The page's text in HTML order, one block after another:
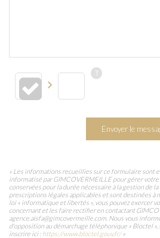
Envoyer le
« Les informations recueillies sur ce formulaire sont
informatisé par GIMCOVERMEILLE pour gérer
conservées pour la durée nécessaire à la gestion de
prescriptions légales applicables et sont destinées à
loi « informatique et libertés », vous pouvez exercer
concernant et les faire rectifier en contactant
agence.aisfa@gimcovermeille.com. Nous vous
d'opposition au démarchage téléphonique « Bloctel
inscrire ici : https://www.bloctel.gouv.fr/»